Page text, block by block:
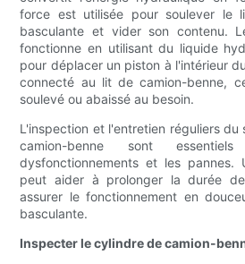
force est utilisée pour soulever le
basculante et vider son contenu.
fonctionne en utilisant du liquide
pour déplacer un piston à l'intérieur
connecté au lit de camion-benne,
soulevé ou abaissé au besoin.
L'inspection et l'entretien réguliers
camion-benne sont
dysfonctionnements et les pannes.
peut aider à prolonger la durée
assurer le fonctionnement en
basculante.
Inspecter le cylindre de camion-